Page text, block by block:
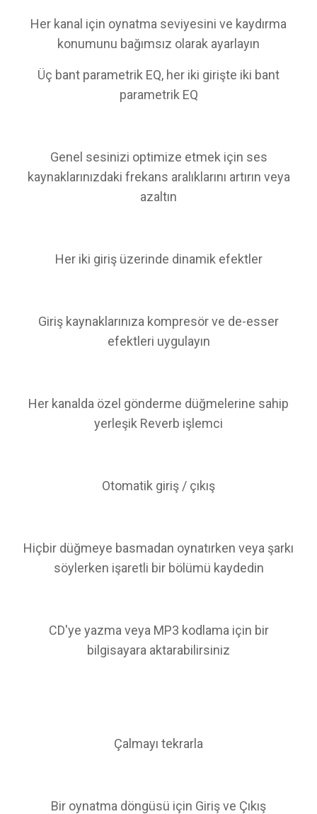
Her kanal için oynatma seviyesini ve kaydırma
konumunu bağımsız olarak ayarlayın
Üç bant parametrik EQ, her iki girişte iki bant
parametrik EQ
Genel sesinizi optimize etmek için ses
kaynaklarınızdaki frekans aralıklarını artırın veya
azaltın
Her iki giriş üzerinde dinamik efektler
Giriş kaynaklarınıza kompresör ve de-esser
efektleri uygulayın
Her kanalda özel gönderme düğmelerine sahip
yerleşik Reverb işlemci
Otomatik giriş / çıkış
Hiçbir düğmeye basmadan oynatırken veya şarkı
söylerken işaretli bir bölümü kaydedin
CD'ye yazma veya MP3 kodlama için bir
bilgisayara aktarabilirsiniz
Çalmayı tekrarla
Bir oynatma döngüsü için Giriş ve Çıkış